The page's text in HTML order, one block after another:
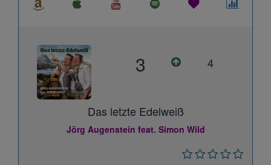
3 4
Das letzte Edelweiß
Jörg Augenstein feat. Simon Wild